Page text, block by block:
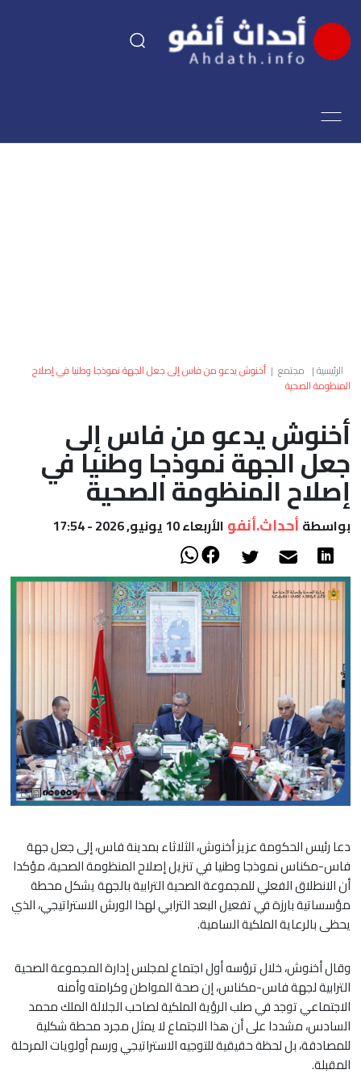
اقتصاد
العالم
الصحراء
الرئيسية| مجتمع | أخنوش يدعو من فاس إلى جعل الجهة نموذجا وطنيا في إصلاح
المنظومة الصحية
أخنوش يدعو من فاس إلى
جعل الجهة نموذجا وطنيا في
إصلاح المنظومة الصحية
بواسطة أحداث.أنفو الأربعاء 10 يونيو, 2026 - 17:54
دعا رئيس الحكومة عزيز أخنوش، الثلاثاء بمدينة فاس، إلى جعل جهة
فاس-مكناس نموذجا وطنيا في تنزيل إصلاح المنظومة الصحية، مؤكدا
أن الانطلاق الفعلي للمجموعة الصحية الترابية بالجهة يشكل محطة
مؤسساتية بارزة في تفعيل البعد الترابي لهذا الورش الاستراتيجي، الذي
يحظى بالرعاية الملكية السامية.
وقال أخنوش، خلال ترؤسه أول اجتماع لمجلس إدارة المجموعة الصحية
الترابية لجهة فاس-مكناس، إن صحة المواطن وكرامته وأمنه
الاجتماعي توجد في صلب الرؤية الملكية لصاحب الجلالة الملك محمد
السادس، مشددا على أن هذا الاجتماع لا يمثل مجرد محطة شكلية
للمصادقة، بل لحظة حقيقية للتوجيه الاستراتيجي ورسم أولويات المرحلة
المقبلة.